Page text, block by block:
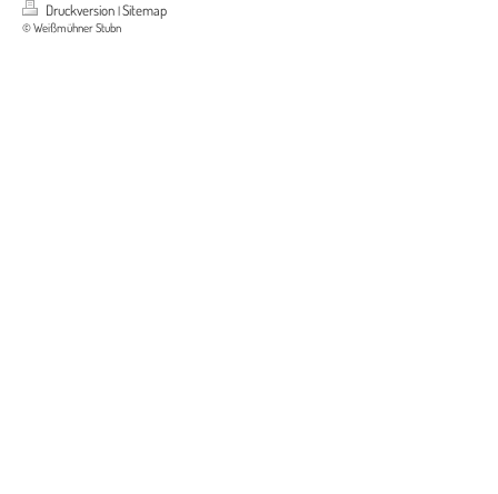
Druckversion |Sitemap
© Weißmühner Stubn